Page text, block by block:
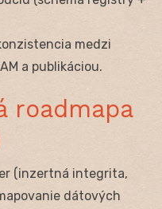
medzi
a publikáciou.
roadmapa
(inzertná integrita,
dátových